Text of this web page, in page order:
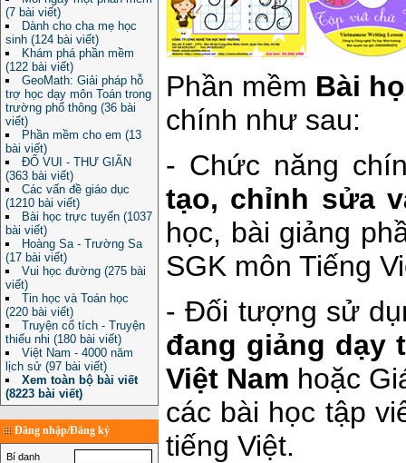
(7 bài viết)
Dành cho cha mẹ học
sinh (124 bài viết)
Khám phá phần mềm
(122 bài viết)
GeoMath: Giải pháp hỗ
trợ học dạy môn Toán trong
trường phổ thông (36 bài
viết)
Phần mềm cho em (13
bài viết)
ĐỐ VUI - THƯ GIÃN
(363 bài viết)
Các vấn đề giáo dục
(1210 bài viết)
Bài học trực tuyến (1037
bài viết)
Hoàng Sa - Trường Sa
(17 bài viết)
Vui học đường (275 bài
viết)
Tin học và Toán học
(220 bài viết)
Truyện cổ tích - Truyện
thiếu nhi (180 bài viết)
Việt Nam - 4000 năm
lịch sử (97 bài viết)
Xem toàn bộ bài viết
(8223 bài viết)
Đăng nhập/Đăng ký
Bí danh
Phần mềm Bài
chính như sau:
- Chức năng
tạo, chỉnh sửa
học, bài giảng
SGK môn Tiếng
- Đối tượng sử
đang giảng dạy
Việt Nam hoặc
các bài học tập
tiếng Việt.